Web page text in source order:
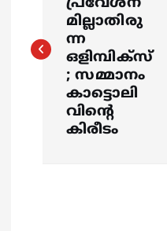
s
t
മില്ലാതിരു
ന്ന
ഒളിമ്പിക്സ്
; സമ്മാനം
കാട്ടൊലി
വിന്‍റെ
കിരീടം